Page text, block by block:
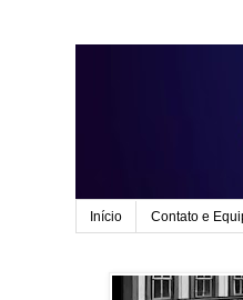
Início Contato e